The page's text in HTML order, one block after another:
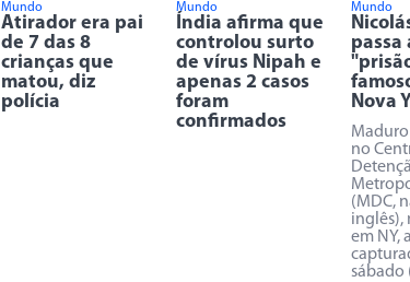
Mundo
Atirador era pai
de 7 das 8
crianças que
matou, diz
polícia
Mundo
Índia afirma que
controlou surto
de vírus Nipah e
apenas 2 casos
foram
confirmados
Mundo
passa
Nova
no
(MDC,
inglês),
em NY,
sábado